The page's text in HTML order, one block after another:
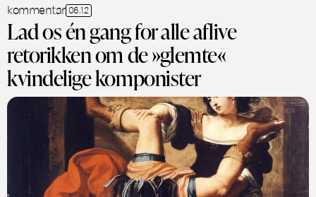
kommentar 06.12
Lad os én gang for alle aflive
retorikken om de »glemte«
kvindelige komponister